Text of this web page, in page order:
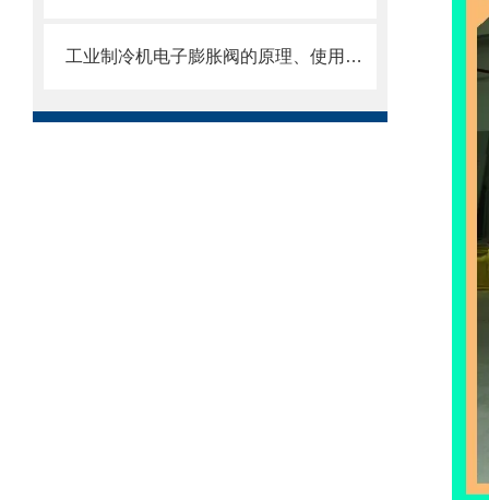
工业制冷机电子膨胀阀的原理、使用与特点